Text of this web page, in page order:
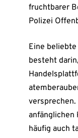
fruchtbarer
Polizei
Eine
besteht
häufig auch